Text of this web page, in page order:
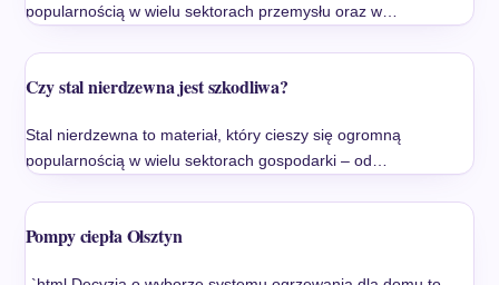
popularnością w wielu sektorach przemysłu oraz w…
Czy stal nierdzewna jest szkodliwa?
Stal nierdzewna to materiał, który cieszy się ogromną
popularnością w wielu sektorach gospodarki – od…
Pompy ciepła Olsztyn